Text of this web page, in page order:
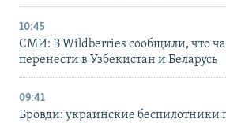
10:45
СМИ: В Wildberries сообщили, что
перенести в Узбекистан и Беларусь
09:41
Бровди: украинские беспилотники